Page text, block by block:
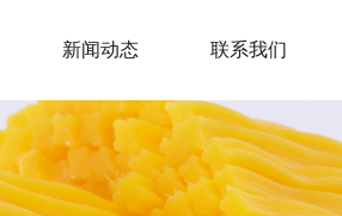
新闻动态 联系我们